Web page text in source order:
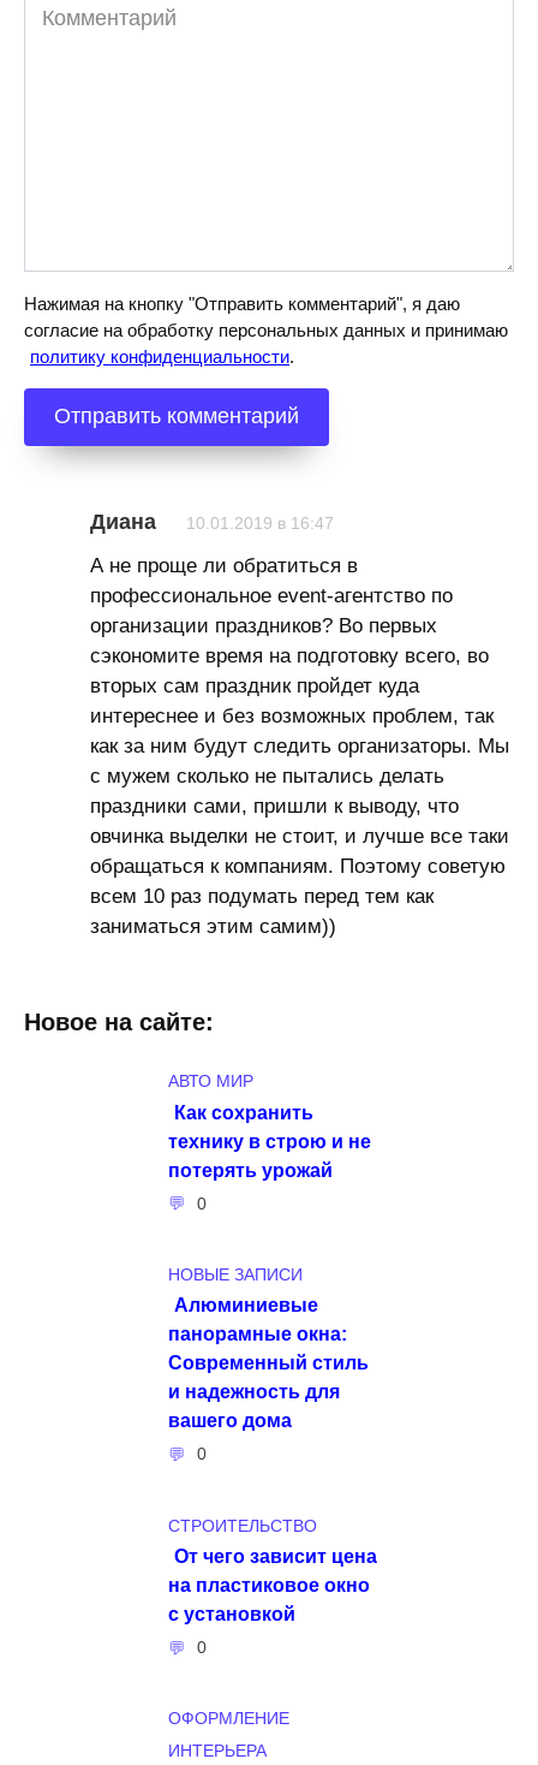
Комментарий
Нажимая на кнопку "Отправить комментарий", я даю
согласие на обработку персональных данных и принимаю
политику конфиденциальности.
Диана 10.01.2019 в 16:47
А не проще ли обратиться в
профессиональное event-агентство по
организации праздников? Во первых
сэкономите время на подготовку всего, во
вторых сам праздник пройдет куда
интереснее и без возможных проблем, так
как за ним будут следить организаторы. Мы
с мужем сколько не пытались делать
праздники сами, пришли к выводу, что
овчинка выделки не стоит, и лучше все таки
обращаться к компаниям. Поэтому советую
всем 10 раз подумать перед тем как
заниматься этим самим))
Новое на сайте:
АВТО МИР
Как сохранить
технику в строю и не
потерять урожай
0
НОВЫЕ ЗАПИСИ
Алюминиевые
панорамные окна:
Современный стиль
и надежность для
вашего дома
0
СТРОИТЕЛЬСТВО
От чего зависит цена
на пластиковое окно
с установкой
0
ОФОРМЛЕНИЕ
ИНТЕРЬЕРА